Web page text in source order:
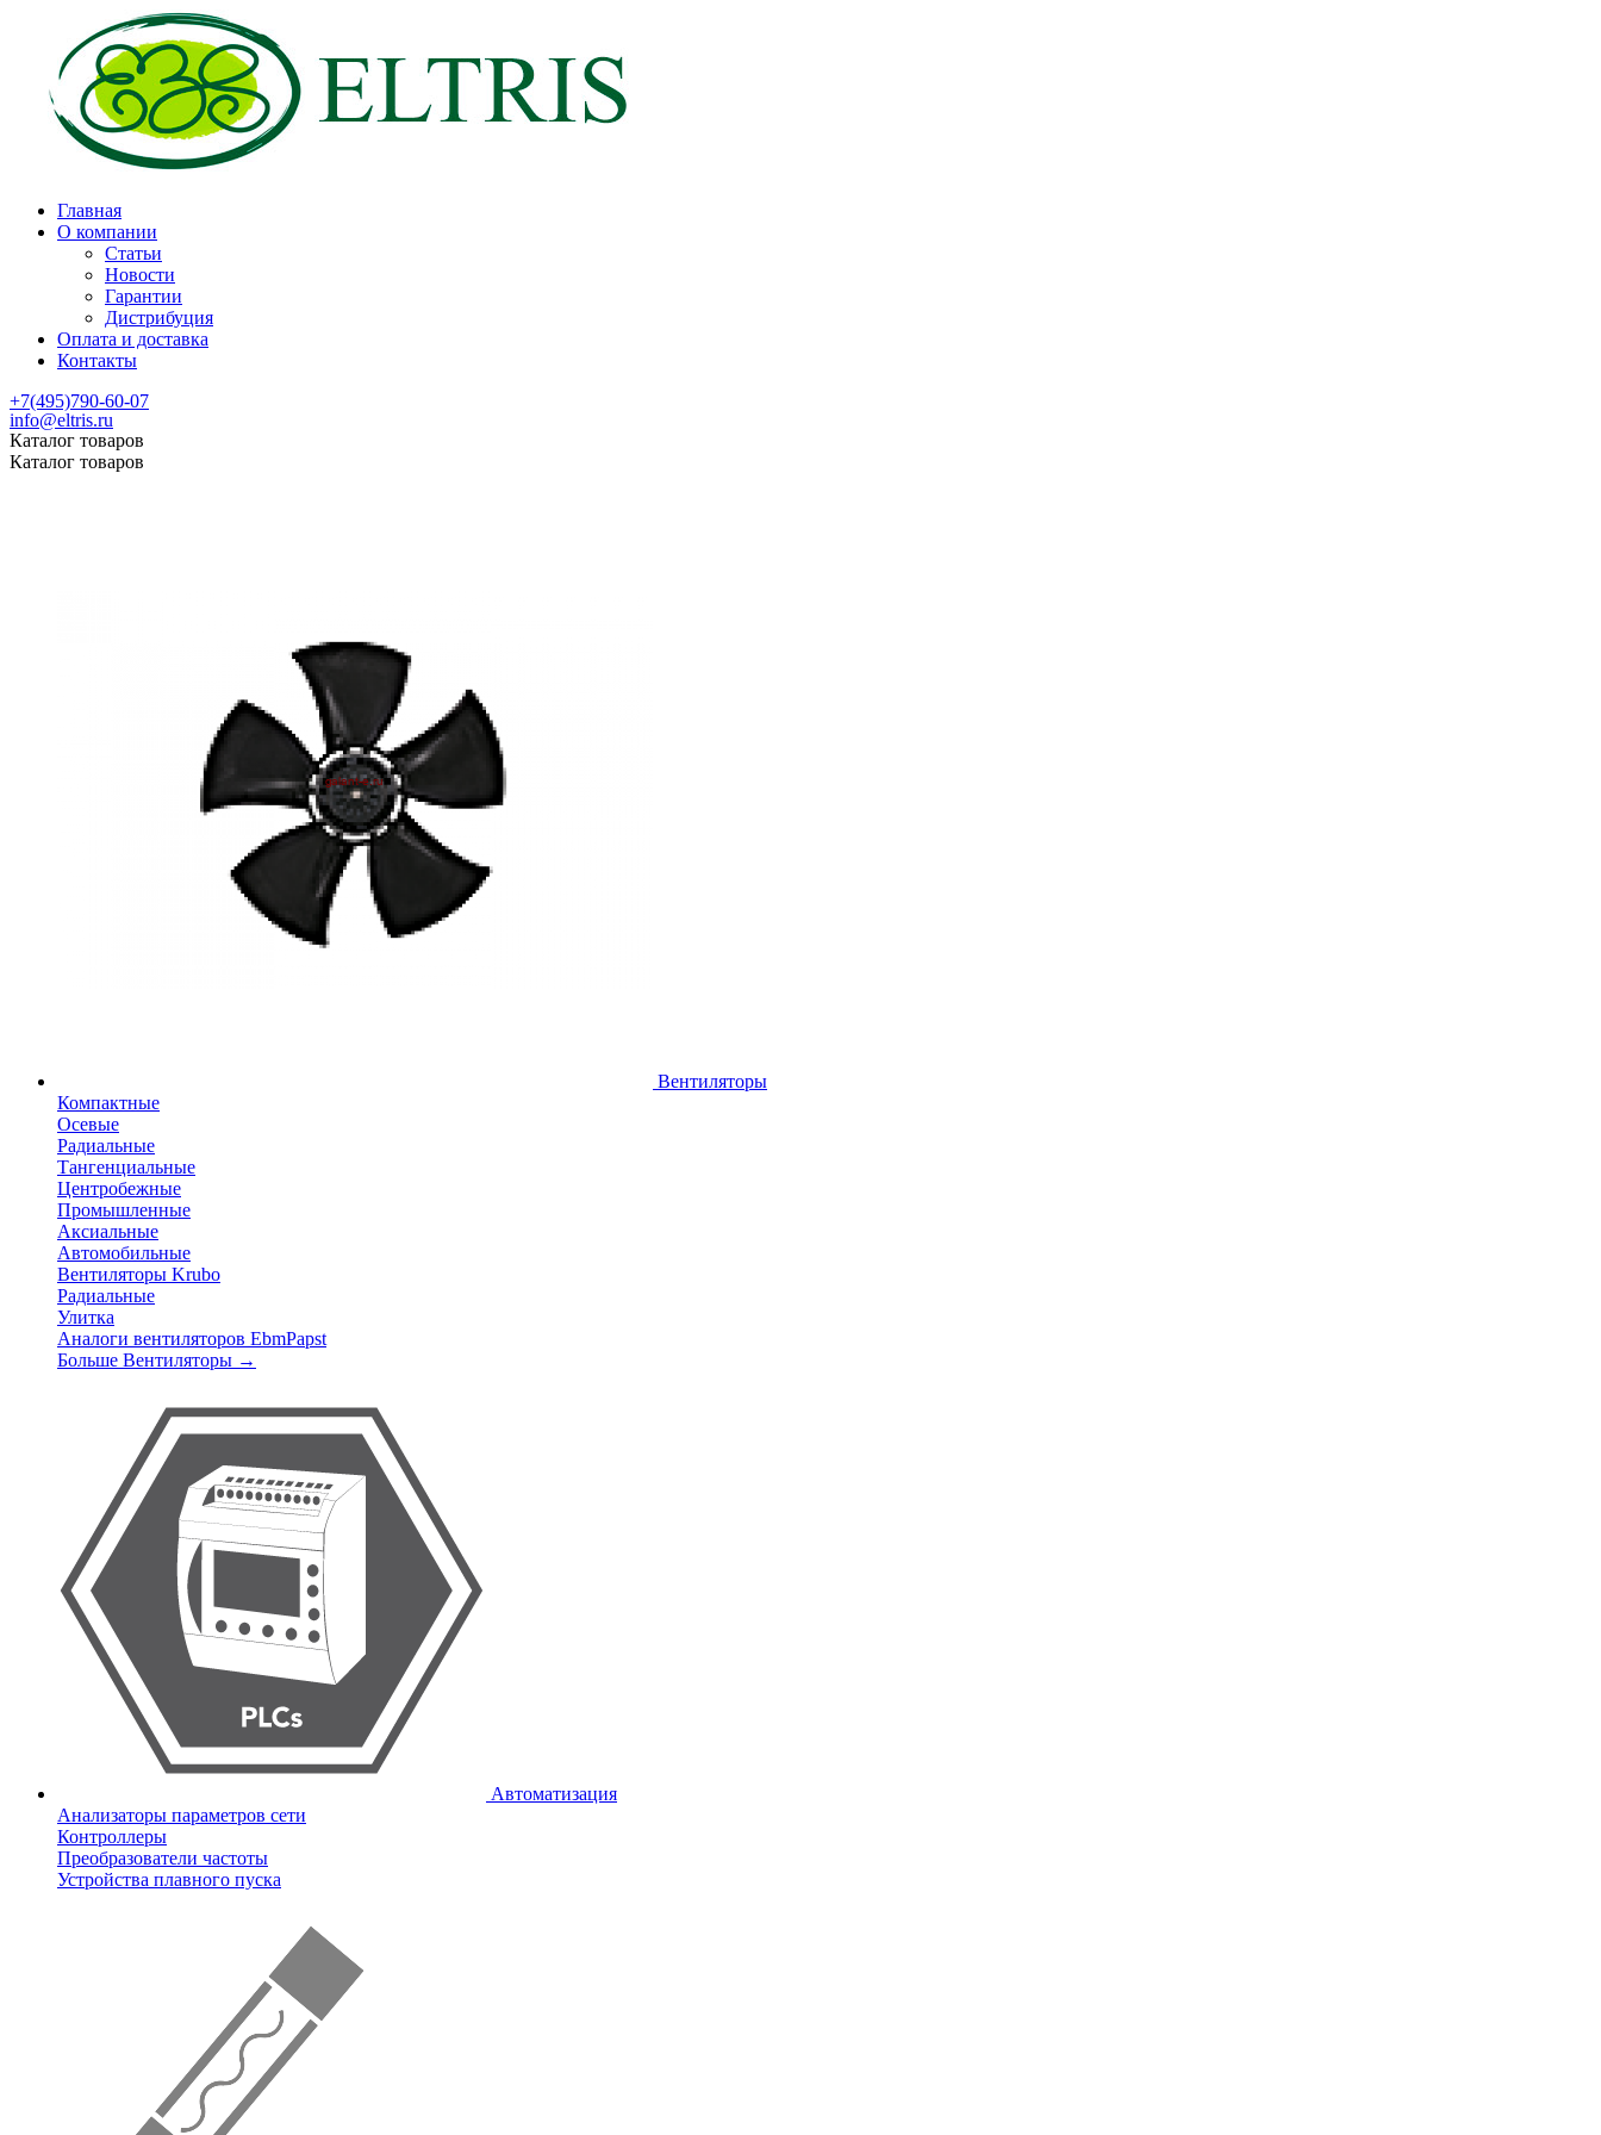
Главная
О компании
Статьи
Новости
Гарантии
Дистрибуция
Оплата и доставка
Контакты
+7(495)790-60-07
info@eltris.ru
Каталог товаров
Каталог товаров
Вентиляторы
Компактные
Осевые
Радиальные
Тангенциальные
Центробежные
Промышленные
Аксиальные
Автомобильные
Вентиляторы Krubo
Радиальные
Улитка
Аналоги вентиляторов EbmPapst
Больше Вентиляторы →
Автоматизация
Анализаторы параметров сети
Контроллеры
Преобразователи частоты
Устройства плавного пуска